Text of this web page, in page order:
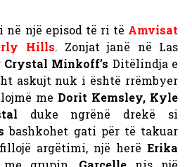
në një episod të ri të Amvisat
Hills. Zonjat janë në Las
Crystal Minkoff’s Ditëlindja e
askujt nuk i është rrëmbyer
me Dorit Kemsley, Kyle
duke ngrënë drekë si
bashkohet gati për të takuar
argëtimi, një herë Erika